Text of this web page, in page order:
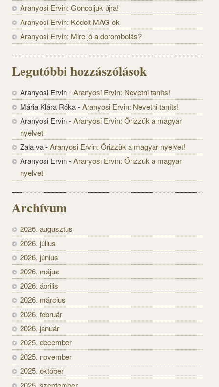
Aranyosi Ervin: Gondoljuk újra!
Aranyosi Ervin: Kódolt MAG-ok
Aranyosi Ervin: Mire jó a dorombolás?
Legutóbbi hozzászólások
Aranyosi Ervin-Aranyosi Ervin: Nevetni taníts!
Mária Klára Róka-Aranyosi Ervin: Nevetni taníts!
Aranyosi Ervin-Aranyosi Ervin: Őrizzük a magyar
nyelvet!
Zala va-Aranyosi Ervin: Őrizzük a magyar nyelvet!
Aranyosi Ervin-Aranyosi Ervin: Őrizzük a magyar
nyelvet!
Archívum
2026. augusztus
2026. július
2026. június
2026. május
2026. április
2026. március
2026. február
2026. január
2025. december
2025. november
2025. október
2025. szeptember